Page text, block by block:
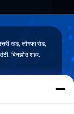
खंड, लोंगफा रोड,
बिनझोउ शहर,